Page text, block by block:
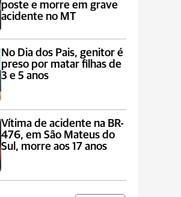
poste e morre em grave
acidente no MT
No Dia dos Pais, genitor é
preso por matar filhas de
3 e 5 anos
Vítima de acidente na BR-
476, em São Mateus do
Sul, morre aos 17 anos